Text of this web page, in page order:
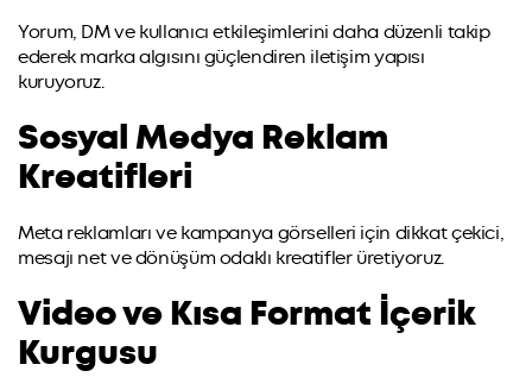
Yorum, DM ve kullanıcı etkileşimlerini daha düzenli takip
ederek marka algısını güçlendiren iletişim yapısı
kuruyoruz.
Sosyal Medya Reklam
Kreatifleri
Meta reklamları ve kampanya görselleri için dikkat çekici,
mesajı net ve dönüşüm odaklı kreatifler üretiyoruz.
Video ve Kısa Format İçerik
Kurgusu